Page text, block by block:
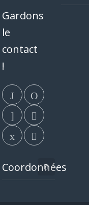
Gardons
le
contact
!
Coordonnées